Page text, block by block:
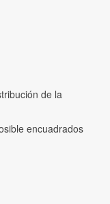
de la
encuadrados